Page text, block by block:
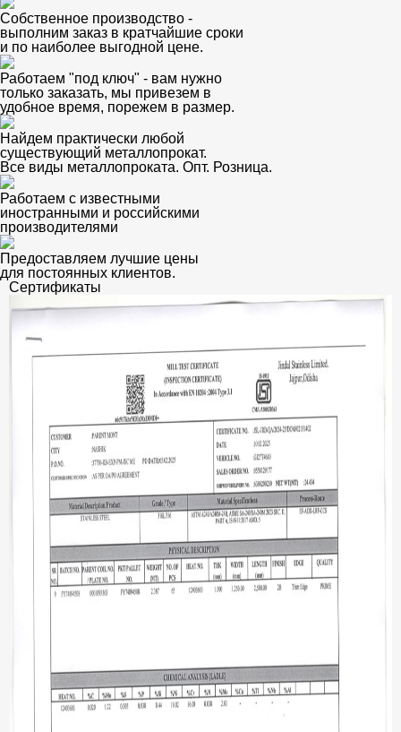
Собственное производство -
выполним заказ в кратчайшие сроки
и по наиболее выгодной цене.
Работаем "под ключ" - вам нужно
только заказать, мы привезем в
удобное время, порежем в размер.
Найдем практически любой
существующий металлопрокат.
Все виды металлопроката. Опт. Розница.
Работаем с известными
иностранными и российскими
производителями
Предоставляем лучшие цены
для постоянных клиентов.
Сертификаты